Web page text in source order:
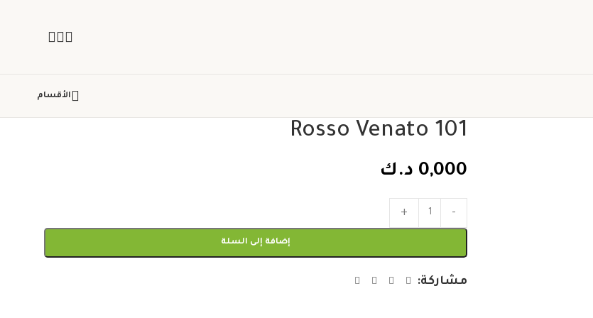
الأقسام
Rosso Venato 101
0,000 د.ك
إضافة إلى السلة
مشاركة: